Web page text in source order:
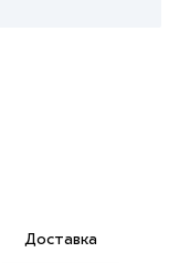
Доставка